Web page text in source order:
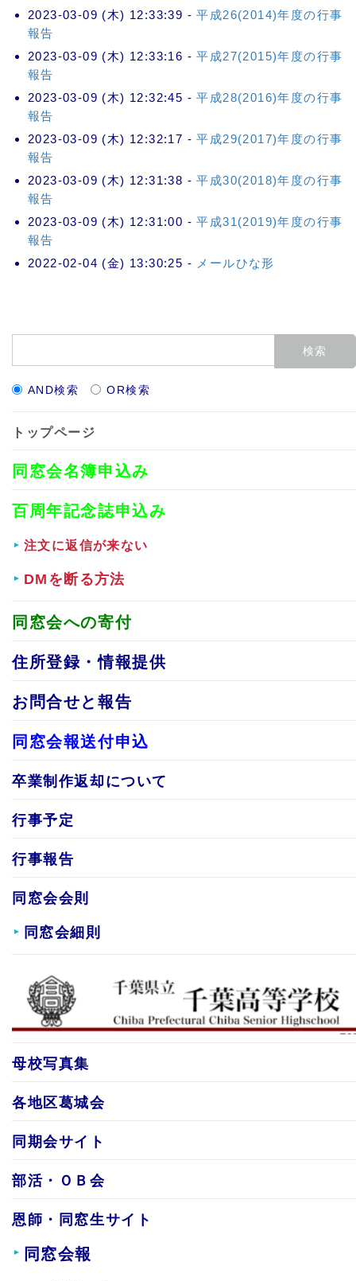
2023-03-09 (木) 12:33:39 -平成26(2014)年度の行事
報告
2023-03-09 (木) 12:33:16 -平成27(2015)年度の行事
報告
2023-03-09 (木) 12:32:45 -平成28(2016)年度の行事
報告
2023-03-09 (木) 12:32:17 -平成29(2017)年度の行事
報告
2023-03-09 (木) 12:31:38 -平成30(2018)年度の行事
報告
2023-03-09 (木) 12:31:00 -平成31(2019)年度の行事
報告
2022-02-04 (金) 13:30:25 - メールひな形
AND検索 OR検索
トップページ
同窓会名簿申込み
百周年記念誌申込み
注文に返信が来ない
DMを断る方法
同窓会への寄付
住所登録・情報提供
お問合せと報告
同窓会報送付申込
卒業制作返却について
行事予定
行事報告
同窓会会則
同窓会細則
母校写真集
各地区葛城会
同期会サイト
部活・ＯＢ会
恩師・同窓生サイト
同窓会報